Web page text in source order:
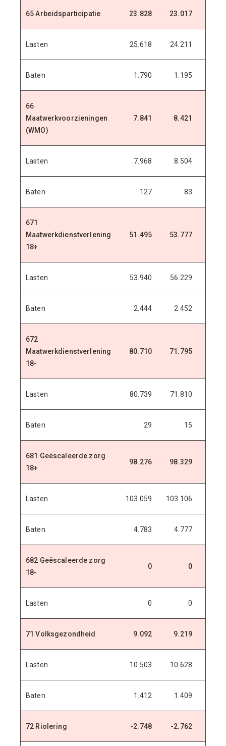
65 Arbeidsparticipatie 23.828 23.017
Lasten 25.618 24.211
Baten 1.790 1.195
66
Maatwerkvoorzieningen
(WMO)
7.841 8.421
Lasten 7.968 8.504
Baten 127 83
671
Maatwerkdienstverlening
18+
51.495 53.777
Lasten 53.940 56.229
Baten 2.444 2.452
672
Maatwerkdienstverlening
18-
80.710 71.795
Lasten 80.739 71.810
Baten 29 15
681 Geëscaleerde zorg
18+
98.276 98.329
Lasten 103.059 103.106
Baten 4.783 4.777
682 Geëscaleerde zorg
18-
0 0
Lasten 0 0
71 Volksgezondheid 9.092 9.219
Lasten 10.503 10.628
Baten 1.412 1.409
72 Riolering -2.748 -2.762